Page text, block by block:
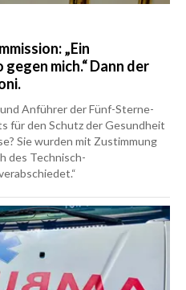
„Ein
mich.“ Dann der
Anführer der Fünf-Sterne-
für den Schutz der Gesundheit
Sie wurden mit Zustimmung
des Technisch-